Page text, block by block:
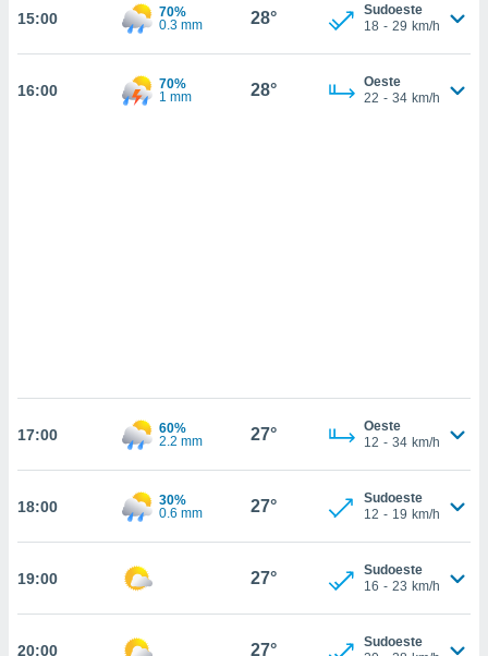
no
um perfil
a
15:00
70%
0.3 mm
28°
Sudoeste
18 - 29 km/h
16:00
70%
1 mm
28°
Oeste
22 - 34 km/h
17:00
60%
2.2 mm
27°
Oeste
12 - 34 km/h
18:00
30%
0.6 mm
27°
Sudoeste
12 - 19 km/h
19:00 27°
Sudoeste
16 - 23 km/h
20:00 27°
Sudoeste